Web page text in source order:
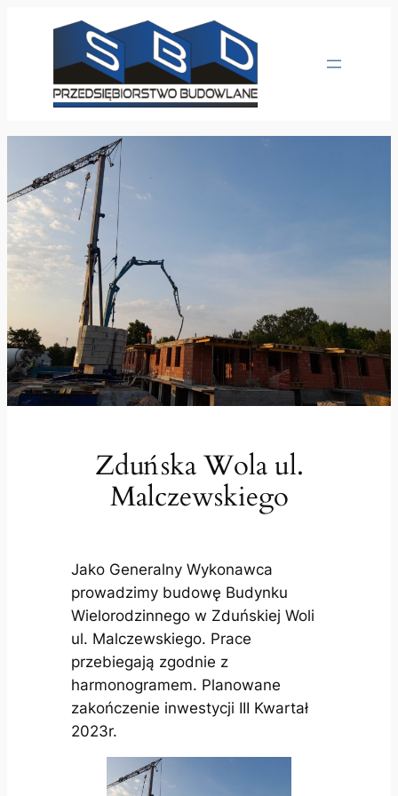
Zduńska Wola ul.
Malczewskiego
Jako Generalny Wykonawca
prowadzimy budowę Budynku
Wielorodzinnego w Zduńskiej Woli
ul. Malczewskiego. Prace
przebiegają zgodnie z
harmonogramem. Planowane
zakończenie inwestycji III Kwartał
2023r.